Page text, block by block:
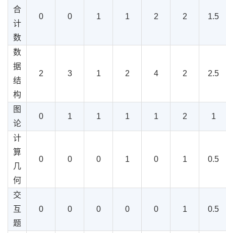
合
计
数
0 0 1 1 2 2 1.5
数
据
结
构
2 3 1 2 4 2 2.5
图
论
0 1 1 1 1 2 1
计
算
几
何
0 0 0 1 0 1 0.5
交
互
题
0 0 0 0 0 1 0.5